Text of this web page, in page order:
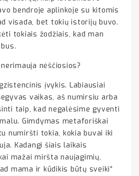
bendroje aplinkoje su kitomis
visada, bet tokių istorijų buvo.
tokiais žodžiais, kad man
nėščiosios?
įvykis. Labiausiai
vaikas, aš numirsiu arba
taip, kad negalėsime gyventi
Gimdymas metaforiškai
numiršti tokia, kokia buvai iki
Kadangi šiais laikais
mažai miršta naujagimių,
mama ir kūdikis būtų sveiki“